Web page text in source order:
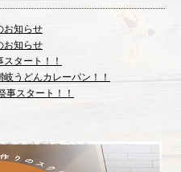
お知らせ
お知らせ
タート！！
うどんカレーパン！！
事スタート！！